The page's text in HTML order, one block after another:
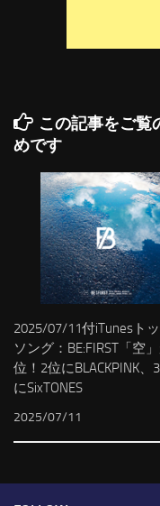
この記事をご覧
めです
2025/07/11付iTunesト
ソング：BE:FIRST「空
位！2位にBLACKPINK、
にSixTONES
2025/07/11